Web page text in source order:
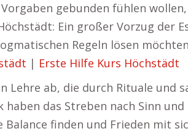
gebunden fühlen
Ein großer Vorzug der
Regeln lösen
| Erste Hilfe Kurs Höchstädt
Lehre ab, die durch Rituale und
das Streben nach Sinn
finden und Frieden mit